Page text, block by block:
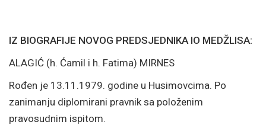
IZ BIOGRAFIJE NOVOG PREDSJEDNIKA IO MEDŽLISA:
ALAGIĆ (h. Ćamil i h. Fatima) MIRNES
Rođen je 13.11.1979. godine u Husimovcima. Po
zanimanju diplomirani pravnik sa položenim
pravosudnim ispitom.